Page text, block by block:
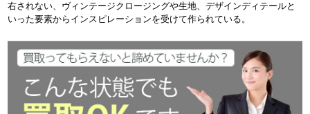
右されない、ヴィンテージクロージングや生地、デザインディテールと
いった要素からインスピレーションを受けて作られている。